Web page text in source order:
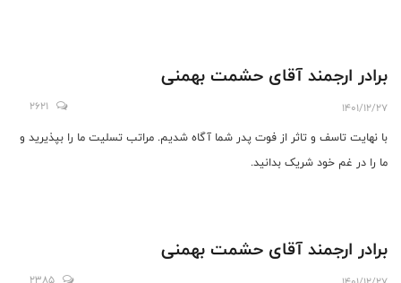
برادر ارجمند آقای حشمت بهمنی
1401/12/27
2621
با نهایت تاسف و تاثر از فوت پدر شما آگاه شدیم. مراتب تسلیت ما را بپذیرید و
ما را در غم خود شریک بدانید.
برادر ارجمند آقای حشمت بهمنی